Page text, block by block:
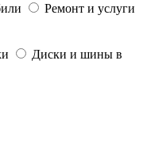
Ремонт и услуги
Диски и шины в